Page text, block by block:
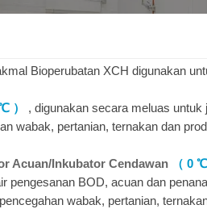
Bioperubatan XCH digunakan
） , digunakan secara meluas
wabak, pertanian, ternakan dan
Acuan/Inkubator Cendawan （0
pengesanan BOD, acuan dan
wabak, pertanian,